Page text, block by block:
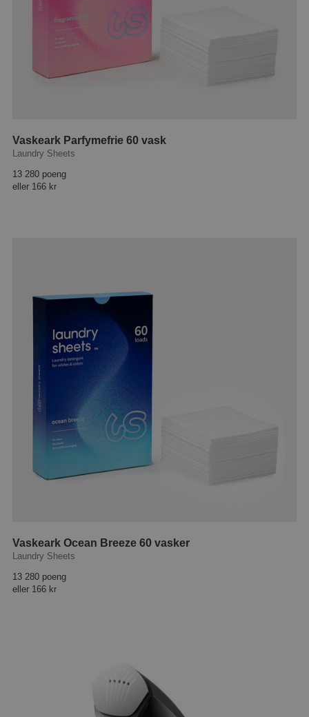
Vaskeark Parfymefrie 60 vask
Laundry Sheets
13 280 poeng
eller 166 kr
Vaskeark Ocean Breeze 60 vasker
Laundry Sheets
13 280 poeng
eller 166 kr